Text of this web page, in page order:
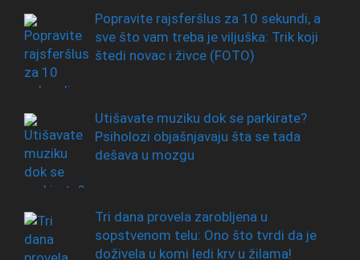
Popravite rajsferšlus za 10 sekundi, a
sve što vam treba je viljuška: Trik koji
štedi novac i živce (FOTO)
Utišavate muziku dok se parkirate?
Psiholozi objašnjavaju šta se tada
dešava u mozgu
Tri dana provela zarobljena u
sopstvenom telu: Ono što tvrdi da je
doživela u komi ledi krv u žilama!